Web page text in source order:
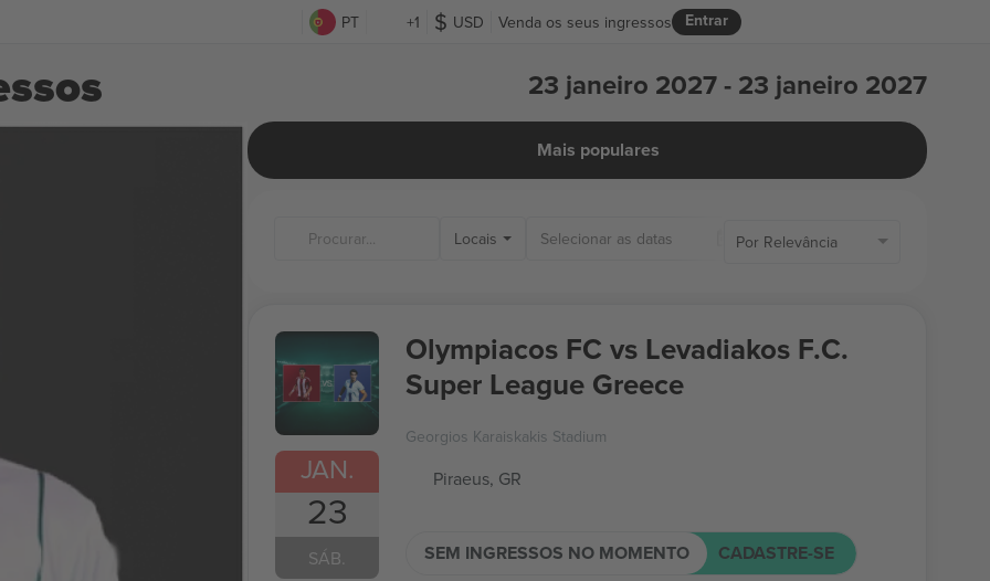
PT +1 USD Entrar
Venda os seus ingressos
23 janeiro 2027 - 23 janeiro 2027
Mais populares
Locais Somente os ingressos
Por Relevância
JAN.
23
SÁB.
Olympiacos FC vs Levadiakos F.C.
Super League Greece
Georgios Karaiskakis Stadium
Piraeus, GR
SEM INGRESSOS NO MOMENTO CADASTRE-SE